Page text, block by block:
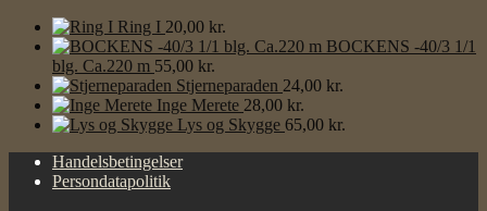
Ring I 20,00 kr.
BOCKENS -40/3 1/1
blg. Ca.220 m 55,00 kr.
Stjerneparaden 24,00 kr.
Inge Merete 28,00 kr.
Lys og Skygge 65,00 kr.
Handelsbetingelser
Persondatapolitik